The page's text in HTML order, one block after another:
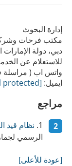
إدارة البحوث
مكتب فرحات
دبي، دولة الإمارات
للاستعلام عن
واتس اب ( مراسلة فقط ) :
ايميل: [email protected]
مراجع
نظام قيد
الرسمي
[عودة للأعلى]